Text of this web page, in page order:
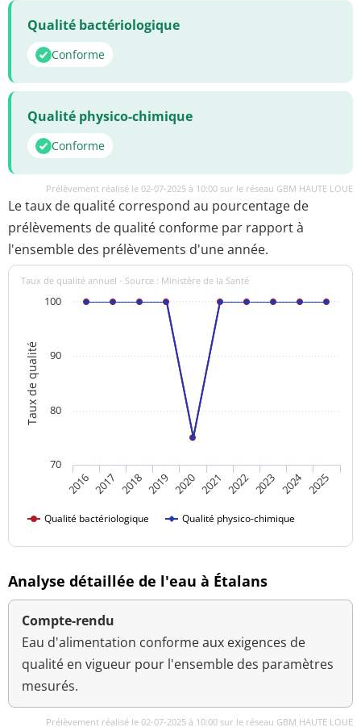
Qualité bactériologique
Conforme
Qualité physico-chimique
Conforme
Prélèvement réalisé le 02-07-2025 à 10:00 sur le réseau GBM HAUTE LOUE
Le taux de qualité correspond au pourcentage de
prélèvements de qualité conforme par rapport à
l'ensemble des prélèvements d'une année.
Taux de qualité
Taux de qualité annuel - Source : Ministère de la Santé
Qualité bactériologique Qualité physico-chimique
2016 2017 2018 2019 2020 2021 2022 2023 2024 2025
70
80
90
100
Analyse détaillée de l'eau à Étalans
Compte-rendu
Eau d'alimentation conforme aux exigences de
qualité en vigueur pour l'ensemble des paramètres
mesurés.
Prélèvement réalisé le 02-07-2025 à 10:00 sur le réseau GBM HAUTE LOUE